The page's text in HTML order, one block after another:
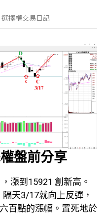
選擇權交易日記
盤前分享
漲到15921 創新高。
天3/17就向上反彈，
百點的漲幅。置死地於